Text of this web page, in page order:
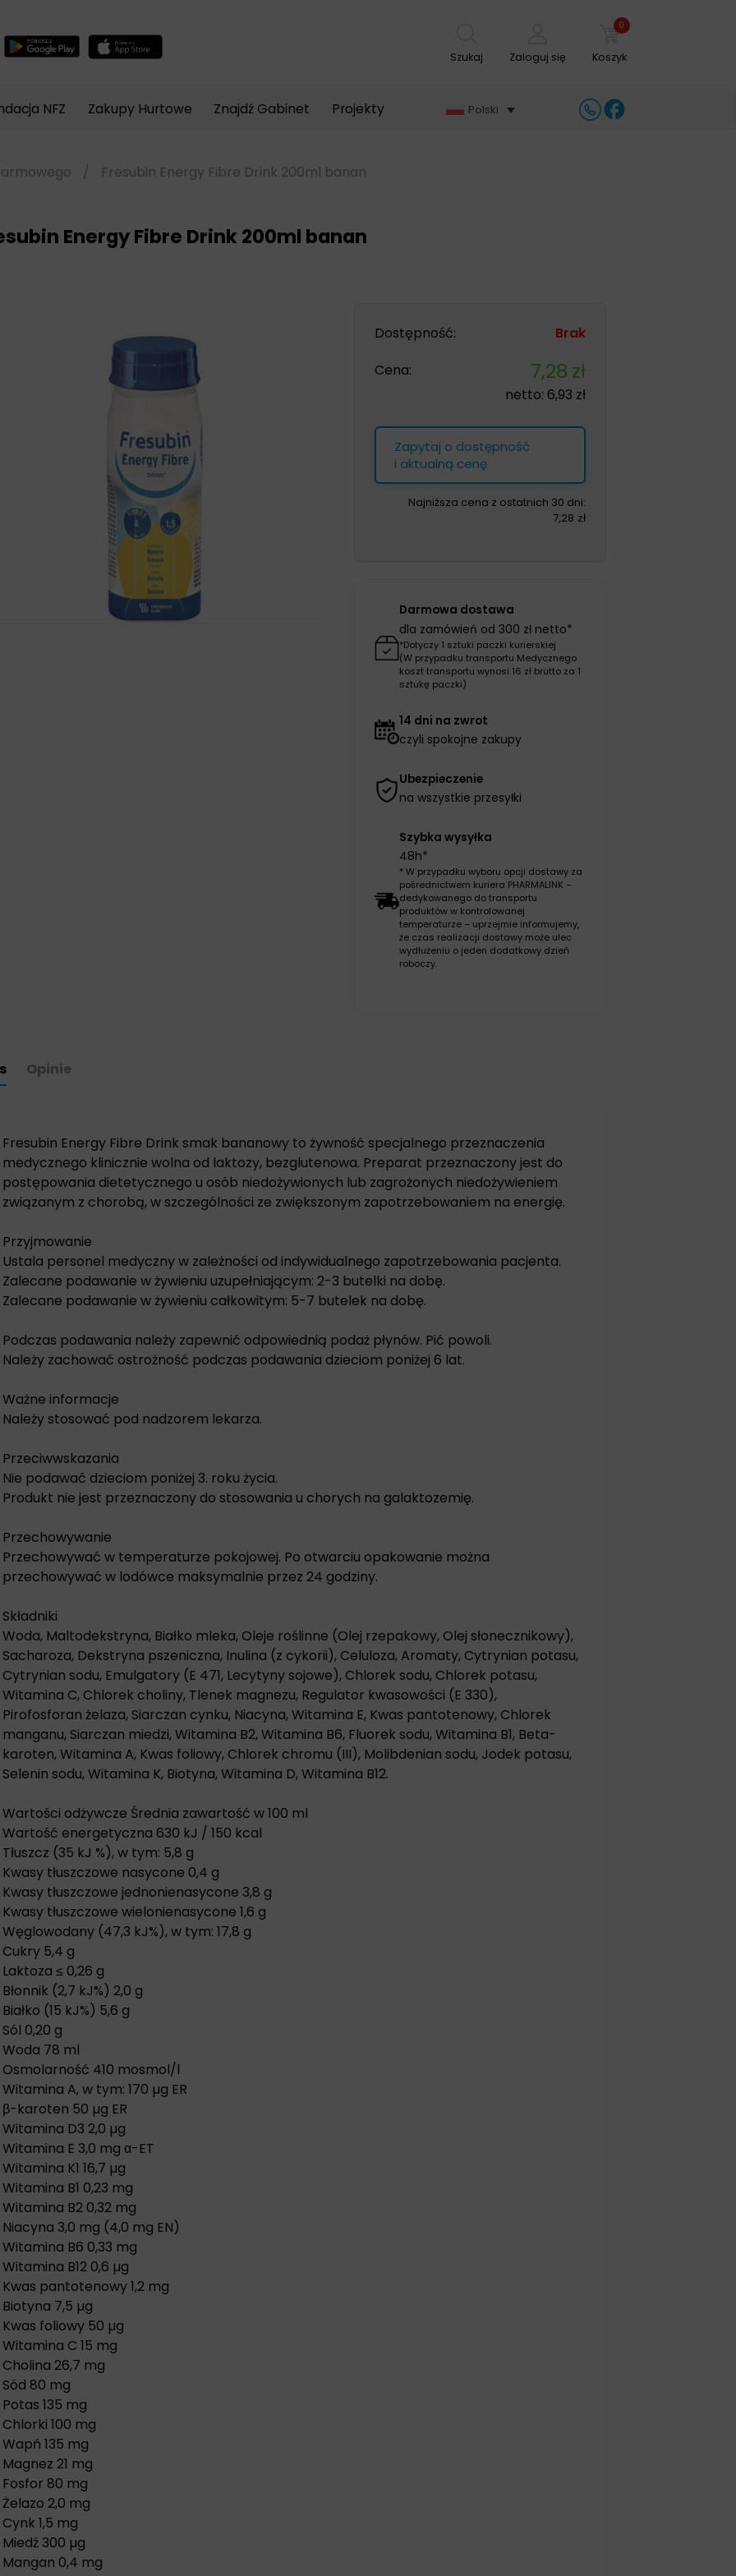
Szukaj Zaloguj się
0
Koszyk
NFZ Zakupy Hurtowe Znajdź Gabinet Projekty Polski
/ Fresubin Energy Fibre Drink 200ml banan
Energy Fibre Drink 200ml banan
Dostępność:
Brak
Cena:
7,28 zł
netto: 6,93 zł
Zapytaj o dostępność
i aktualną cenę
Najniższa cena z ostatnich 30 dni:
7,28 zł
Darmowa dostawa
dla zamówień od 300 zł netto*
*Dotyczy 1 sztuki paczki kurierskiej
(W przypadku transportu Medycznego
koszt transportu wynosi 16 zł brutto za 1
sztukę paczki)
14 dni na zwrot
czyli spokojne zakupy
Ubezpieczenie
na wszystkie przesyłki
Szybka wysyłka
48h*
* W przypadku wyboru opcji dostawy za
pośrednictwem kuriera PHARMALINK –
dedykowanego do transportu
produktów w kontrolowanej
temperaturze – uprzejmie informujemy,
że czas realizacji dostawy może ulec
wydłużeniu o jeden dodatkowy dzień
roboczy.
Opinie
Fresubin Energy Fibre Drink smak bananowy to żywność specjalnego przeznaczenia
medycznego klinicznie wolna od laktozy, bezglutenowa. Preparat przeznaczony jest do
postępowania dietetycznego u osób niedożywionych lub zagrożonych niedożywieniem
związanym z chorobą, w szczególności ze zwiększonym zapotrzebowaniem na energię.
Przyjmowanie
Ustala personel medyczny w zależności od indywidualnego zapotrzebowania pacjenta.
Zalecane podawanie w żywieniu uzupełniającym: 2-3 butelki na dobę.
Zalecane podawanie w żywieniu całkowitym: 5-7 butelek na dobę.
Podczas podawania należy zapewnić odpowiednią podaż płynów. Pić powoli.
Należy zachować ostrożność podczas podawania dzieciom poniżej 6 lat.
Ważne informacje
Należy stosować pod nadzorem lekarza.
Przeciwwskazania
Nie podawać dzieciom poniżej 3. roku życia.
Produkt nie jest przeznaczony do stosowania u chorych na galaktozemię.
Przechowywanie
Przechowywać w temperaturze pokojowej. Po otwarciu opakowanie można
przechowywać w lodówce maksymalnie przez 24 godziny.
Składniki
Woda, Maltodekstryna, Białko mleka, Oleje roślinne (Olej rzepakowy, Olej słonecznikowy),
Sacharoza, Dekstryna pszeniczna, Inulina (z cykorii), Celuloza, Aromaty, Cytrynian potasu,
Cytrynian sodu, Emulgatory (E 471, Lecytyny sojowe), Chlorek sodu, Chlorek potasu,
Witamina C, Chlorek choliny, Tlenek magnezu, Regulator kwasowości (E 330),
Pirofosforan żelaza, Siarczan cynku, Niacyna, Witamina E, Kwas pantotenowy, Chlorek
manganu, Siarczan miedzi, Witamina B2, Witamina B6, Fluorek sodu, Witamina B1, Beta-
karoten, Witamina A, Kwas foliowy, Chlorek chromu (III), Molibdenian sodu, Jodek potasu,
Selenin sodu, Witamina K, Biotyna, Witamina D, Witamina B12.
Wartości odżywcze Średnia zawartość w 100 ml
Wartość energetyczna 630 kJ / 150 kcal
Tłuszcz (35 kJ %), w tym: 5,8 g
Kwasy tłuszczowe nasycone 0,4 g
Kwasy tłuszczowe jednonienasycone 3,8 g
Kwasy tłuszczowe wielonienasycone 1,6 g
Węglowodany (47,3 kJ%), w tym: 17,8 g
Cukry 5,4 g
Laktoza ≤ 0,26 g
Błonnik (2,7 kJ%) 2,0 g
Białko (15 kJ%) 5,6 g
Sól 0,20 g
Woda 78 ml
Osmolarność 410 mosmol/l
Witamina A, w tym: 170 µg ER
β-karoten 50 µg ER
Witamina D3 2,0 µg
Witamina E 3,0 mg α-ET
Witamina K1 16,7 µg
Witamina B1 0,23 mg
Witamina B2 0,32 mg
Niacyna 3,0 mg (4,0 mg EN)
Witamina B6 0,33 mg
Witamina B12 0,6 µg
Kwas pantotenowy 1,2 mg
Biotyna 7,5 µg
Kwas foliowy 50 µg
Witamina C 15 mg
Cholina 26,7 mg
Sód 80 mg
Potas 135 mg
Chlorki 100 mg
Wapń 135 mg
Magnez 21 mg
Fosfor 80 mg
Żelazo 2,0 mg
Cynk 1,5 mg
Miedź 300 µg
Mangan 0,4 mg